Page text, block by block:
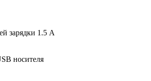
зарядки 1.5 А
носителя